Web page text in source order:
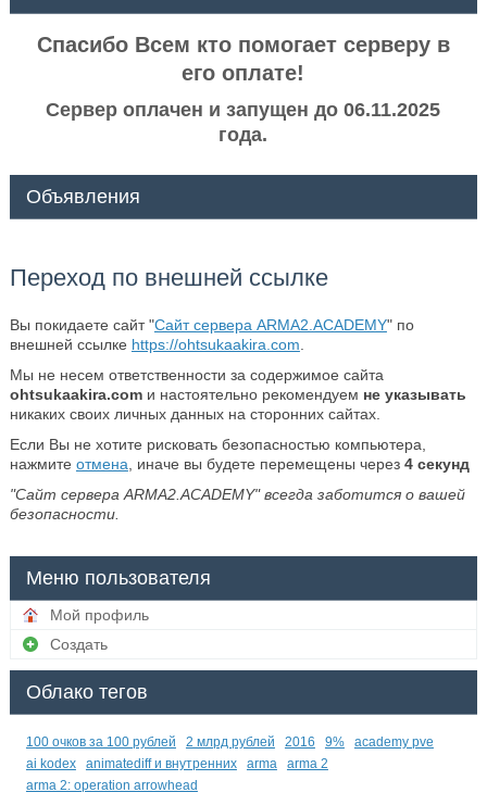
Спасибо Всем кто помогает серверу в
его оплате!
Сервер оплачен и запущен до 06.11.2025
года.
Объявления
Переход по внешней ссылке
Вы покидаете сайт "Сайт сервера ARMA2.ACADEMY" по
внешней ссылке https://ohtsukaakira.com
Мы не несем ответственности за содержимое сайта
ohtsukaakira.comи настоятельно рекомендуем не указывать
никаких своих личных данных на сторонних сайтах.
Если Вы не хотите рисковать безопасностью компьютера,
нажмите отмена , иначе вы будете перемещены через 4секунд
"Сайт сервера ARMA2.ACADEMY" всегда заботится о вашей
безопасности.
Меню пользователя
Мой профиль
Создать
Облако тегов
100 очков за 100 рублей 2 млрд рублей 2016 9%
academy pve
ai kodex
animatediff и внутренних arma
arma 2
arma 2: operation arrowhead